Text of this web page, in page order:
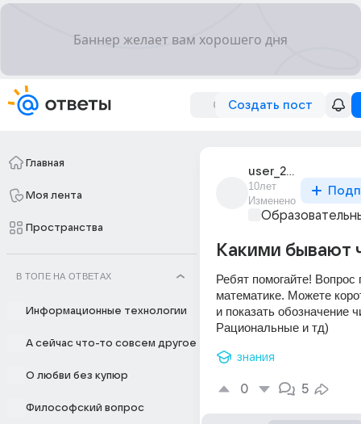
Создать пост
Главная
Моя лента
Пространства
В ТОПЕ НА ОТВЕТАХ
Информационные технологии
А сейчас что-то совсем другое
О любви без купюр
Философский вопрос
user_221078923
10лет
Изменено
Какими бывают
Ребят помогайте! Вопрос
математике. Можете
и показать обозначение
Рациональные и тд)
знания
0 5